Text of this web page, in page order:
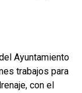
Ayuntamiento
trabajos para
con el